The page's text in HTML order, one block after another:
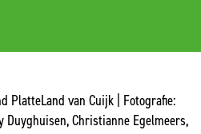
PlatteLand van Cuijk | Fotografie:
Duyghuisen, Christianne Egelmeers,